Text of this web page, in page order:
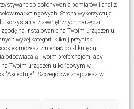
do dokonywania pomiarów i analiz
marketingowych. Strona wykorzystuje
korzystania z zewnętrznych narzędzi
na instalowanie na Twoim urządzeniu
wyżej kategorii kliknij przycisk
możesz zmieniać po kliknięciu
odpowiadają Twoim preferencjom, aby
Twoim urządzeniu końcowym w
"Akceptuję". Szczegółowe znajdziesz w